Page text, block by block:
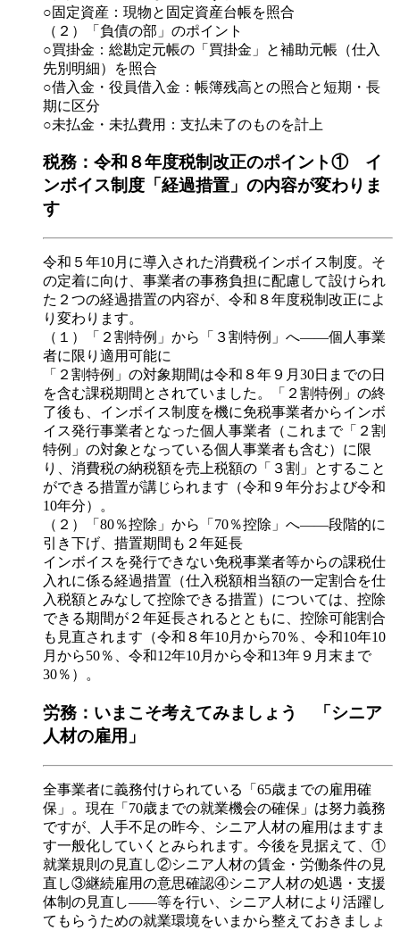
○固定資産：現物と固定資産台帳を照合
（２）「負債の部」のポイント
○買掛金：総勘定元帳の「買掛金」と補助元帳（仕入
先別明細）を照合
○借入金・役員借入金：帳簿残高との照合と短期・長
期に区分
○未払金・未払費用：支払未了のものを計上
税務：令和８年度税制改正のポイント① イ
ンボイス制度「経過措置」の内容が変わりま
す
令和５年10月に導入された消費税インボイス制度。そ
の定着に向け、事業者の事務負担に配慮して設けられ
た２つの経過措置の内容が、令和８年度税制改正によ
り変わります。
（１）「２割特例」から「３割特例」へ――個人事業
者に限り適用可能に
「２割特例」の対象期間は令和８年９月30日までの日
を含む課税期間とされていました。「２割特例」の終
了後も、インボイス制度を機に免税事業者からインボ
イス発行事業者となった個人事業者（これまで「２割
特例」の対象となっている個人事業者も含む）に限
り、消費税の納税額を売上税額の「３割」とすること
ができる措置が講じられます（令和９年分および令和
10年分）。
（２）「80％控除」から「70％控除」へ――段階的に
引き下げ、措置期間も２年延長
インボイスを発行できない免税事業者等からの課税仕
入れに係る経過措置（仕入税額相当額の一定割合を仕
入税額とみなして控除できる措置）については、控除
できる期間が２年延長されるとともに、控除可能割合
も見直されます（令和８年10月から70％、令和10年10
月から50％、令和12年10月から令和13年９月末まで
30％）。
労務：いまこそ考えてみましょう 「シニア
人材の雇用」
全事業者に義務付けられている「65歳までの雇用確
保」。現在「70歳までの就業機会の確保」は努力義務
ですが、人手不足の昨今、シニア人材の雇用はますま
す一般化していくとみられます。今後を見据えて、①
就業規則の見直し②シニア人材の賃金・労働条件の見
直し③継続雇用の意思確認④シニア人材の処遇・支援
体制の見直し――等を行い、シニア人材により活躍し
てもらうための就業環境をいまから整えておきましょ